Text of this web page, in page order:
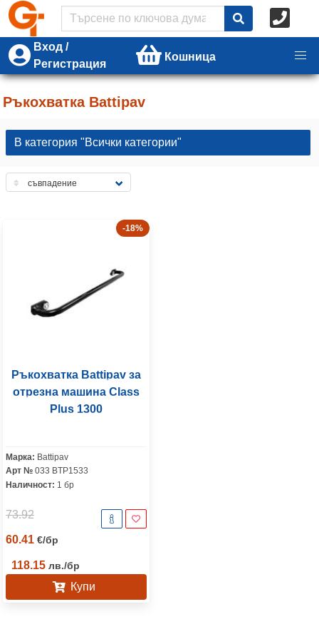
Вход /
Регистрация
Кошница
Ръкохватка Battipav
В категория "Всички категории"
-18%
Ръкохватка Battipav за
отрезна машина Class
Plus 1300
Марка: Battipav
Арт № 033 BTP1533
Наличност: 1 бр
73.92
60.41 €/бр
118.15 лв./бр
Купи